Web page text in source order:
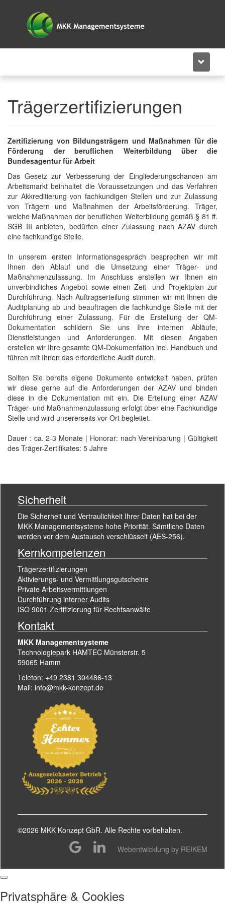
+49 2381 304486-13
Trägerzertifizierungen
Zertifizierung von Bildungsträgern und Maßnahmen für die
Förderung der beruflichen Weiterbildung über die
Bundesagentur für Arbeit
Das Gesetz zur Verbesserung der Eingliederungschancen am
Arbeitsmarkt beinhaltet die Voraussetzungen und das Verfahren
zur Akkreditierung von fachkundigen Stellen und zur Zulassung
von Trägern und Maßnahmen der Arbeitsförderung. Träger,
welche Maßnahmen der beruflichen Weiterbildung gemäß § 81 ff.
SGB III anbieten, bedürfen einer Zulassung nach AZAV durch
eine fachkundige Stelle.
In unserem ersten Informationsgespräch besprechen wir mit
Ihnen den Ablauf und die Umsetzung einer Träger- und
Maßnahmenzulassung. Im Anschluss erstellen wir Ihnen ein
unverbindliches Angebot sowie einen Zeit- und Projektplan zur
Durchführung. Nach Auftragserteilung stimmen wir mit Ihnen die
Auditplanung ab und beauftragen die fachkundige Stelle mit der
Durchführung einer Zulassung. Für die Erstellung der QM-
Dokumentation schildern Sie uns Ihre internen Abläufe,
Dienstleistungen und Anforderungen. Mit diesen Angaben
erstellen wir Ihre gesamte QM-Dokumentation incl. Handbuch und
führen mit Ihnen das erforderliche Audit durch.
Sollten Sie bereits eigene Dokumente entwickelt haben, prüfen
wir diese gerne auf die Anforderungen der AZAV und binden
diese in die Dokumentation mit ein. Die Erteilung einer AZAV
Träger- und Maßnahmenzulassung erfolgt über eine Fachkundige
Stelle und wird unsererseits vor Ort begleitet.
Dauer : ca. 2-3 Monate | Honorar: nach Vereinbarung | Gültigkeit
des Träger-Zertifikates: 5 Jahre
Sicherheit
Die Sicherheit und Vertraulichkeit Ihrer Daten hat bei der
MKK Managementsysteme hohe Priorität. Sämtliche Daten
werden vor dem Austausch verschlüsselt (AES-256).
Kernkompetenzen
Trägerzertifizierungen
Aktivierungs- und Vermittlungsgutscheine
Private Arbeitsvermittlungen
Durchführung interner Audits
ISO 9001 Zertifizierung für Rechtsanwälte
Kontakt
MKK Managementsysteme
Technologiepark HAMTEC Münsterstr. 5
59065 Hamm
Telefon: +49 2381 304486-13
Mail: info@mkk-konzept.de
©2026 MKK Konzept GbR. Alle Rechte vorbehalten.
Webentwicklung by REIKEM
Privatsphäre & Cookies